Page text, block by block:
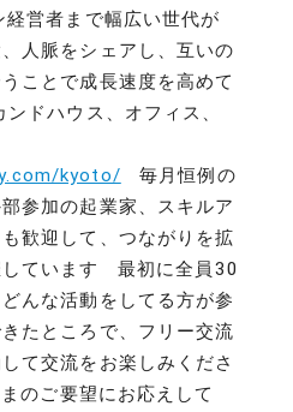
営者まで幅広い世代が
人脈をシェアし、互いの
ことで成長速度を高めて
ドハウス、オフィス、
kyoto/ 毎月恒例の
参加の起業家、スキルア
歓迎して、つながりを拡
しています 最初に全員30
んな活動をしてる方が参
たところで、フリー交流
て交流をお楽しみくださ
のご要望にお応えして